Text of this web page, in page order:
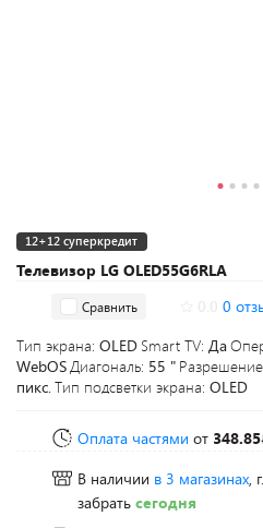
Телевизор LG OLED55G6RLA
12+12 суперкредит
Сравнить 0
Тип экрана: OLED Smart TV: Да
WebOSДиагональ: 55 "
пикс.Тип подсветки экрана: OLED
Оплата частями от 348.85
В наличии в 3 магазинах,
забрать сегодня